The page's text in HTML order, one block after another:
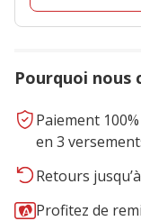
Pourquoi nous
Paiement
en 3
Retours
Profitez de